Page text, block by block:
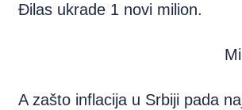
Đilas ukrade 1 novi milion.
A zašto inflacija u Srbiji pada